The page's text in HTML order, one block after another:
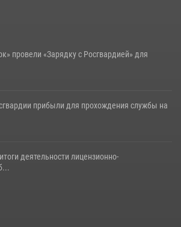
провели «Зарядку с Росгвардией» для
прибыли для прохождения службы на
деятельности лицензионно-